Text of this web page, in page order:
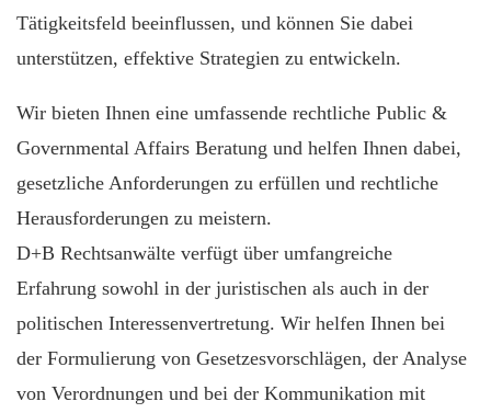
Tätigkeitsfeld beeinflussen, und können Sie dabei
unterstützen, effektive Strategien zu entwickeln.
Wir bieten Ihnen eine umfassende rechtliche Public &
Governmental Affairs Beratung und helfen Ihnen dabei,
gesetzliche Anforderungen zu erfüllen und rechtliche
Herausforderungen zu meistern.
D+B Rechtsanwälte verfügt über umfangreiche
Erfahrung sowohl in der juristischen als auch in der
politischen Interessenvertretung. Wir helfen Ihnen bei
der Formulierung von Gesetzesvorschlägen, der Analyse
von Verordnungen und bei der Kommunikation mit